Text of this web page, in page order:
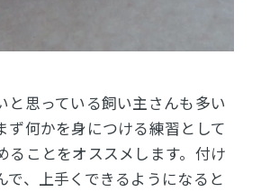
と思っている飼い主さんも多い
ず何かを身につける練習として
ることをオススメします。付け
で、上手くできるようになると